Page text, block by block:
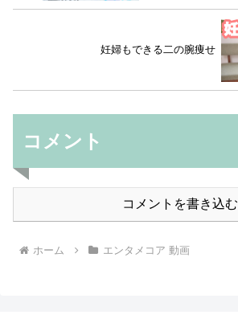
妊婦もできる二の腕痩せ
コメント
コメントを書き込む
ホーム エンタメコア 動画